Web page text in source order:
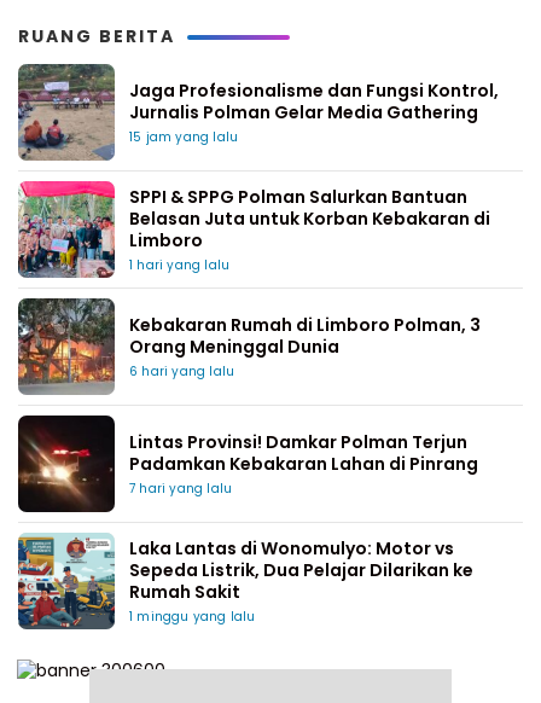
RUANG BERITA
Jaga Profesionalisme dan Fungsi Kontrol,
Jurnalis Polman Gelar Media Gathering
15 jam yang lalu
SPPI & SPPG Polman Salurkan Bantuan
Belasan Juta untuk Korban Kebakaran di
Limboro
1 hari yang lalu
Kebakaran Rumah di Limboro Polman, 3
Orang Meninggal Dunia
6 hari yang lalu
Lintas Provinsi! Damkar Polman Terjun
Padamkan Kebakaran Lahan di Pinrang
7 hari yang lalu
Laka Lantas di Wonomulyo: Motor vs
Sepeda Listrik, Dua Pelajar Dilarikan ke
Rumah Sakit
1 minggu yang lalu